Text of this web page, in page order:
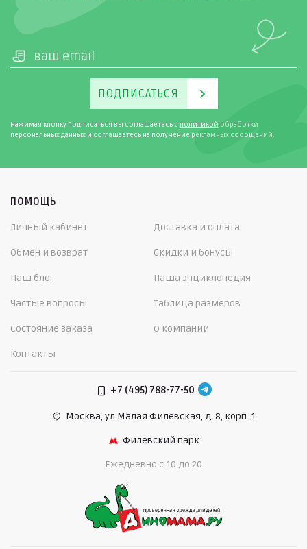
ПОДПИСАТЬСЯ
Нажимая кнопку Подписаться вы соглашаетесь с политикой обработки
персональных данных и соглашаетесь на получение рекламных сообщений.
ПОМОЩЬ
Личный кабинет Доставка и оплата
Обмен и возврат Скидки и бонусы
Наш блог Наша энциклопедия
Частые вопросы Таблица размеров
Состояние заказа О компании
Контакты
+7 (495) 788-77-50
Москва, ул.Малая Филевская, д. 8, корп. 1
Филевский парк
Ежедневно c 10 до 20